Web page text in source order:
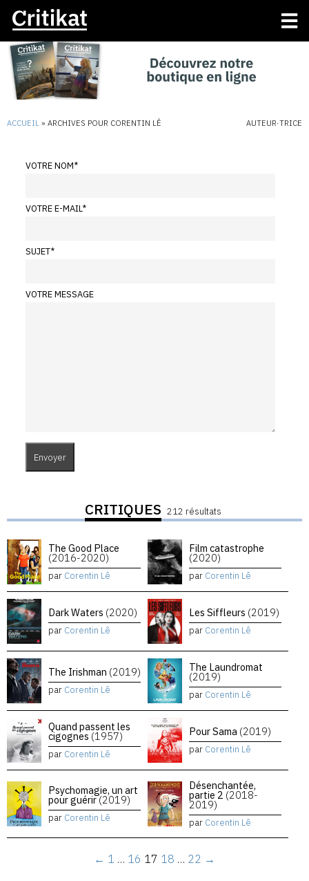
ACCUEIL » ARCHIVES POUR CORENTIN LÊ AUTEUR·TRICE
VOTRE NOM*
VOTRE E-MAIL*
SUJET*
VOTRE MESSAGE
CRITIQUES 212 résultats
The Good Place
(2016-2020)
par Corentin Lê
Film catastrophe
(2020)
par Corentin Lê
Dark Waters (2020)
par Corentin Lê
Les Siffleurs (2019)
par Corentin Lê
The Irishman (2019)
par Corentin Lê
The Laundromat
(2019)
par Corentin Lê
Quand passent les
cigognes (1957)
par Corentin Lê
Pour Sama (2019)
par Corentin Lê
Psychomagie, un art
pour guérir(2019)
par Corentin Lê
Désenchantée,
partie 2 (2018-
2019)
par Corentin Lê
← 1 … 16 17 18 … 22 →